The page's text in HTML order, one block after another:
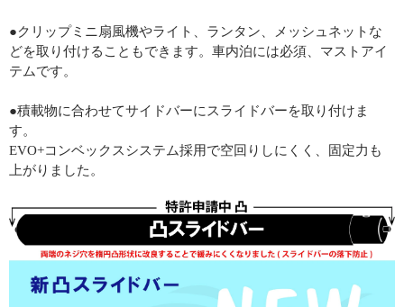
●クリップミニ扇風機やライト、ランタン、メッシュネットな
どを取り付けることもできます。車内泊には必須、マストアイ
テムです。
●積載物に合わせてサイドバーにスライドバーを取り付けま
す。
EVO+コンベックスシステム採用で空回りしにくく、固定力も
上がりました。